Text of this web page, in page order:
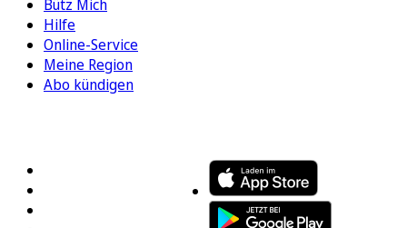
Bütz Mich
Hilfe
Online-Service
Meine Region
Abo kündigen